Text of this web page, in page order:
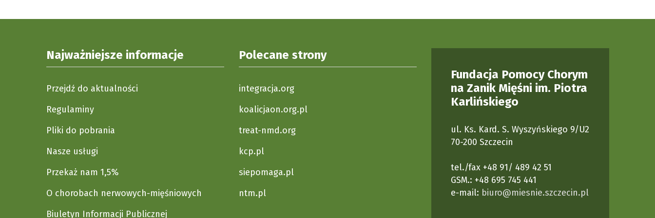
Najważniejsze informacje
Przejdź do aktualności
Regulaminy
Pliki do pobrania
Nasze usługi
Przekaż nam 1,5%
O chorobach nerwowych-mięśniowych
Biuletyn Informacji Publicznej
Polecane strony
integracja.org
koalicjaon.org.pl
treat-nmd.org
kcp.pl
siepomaga.pl
ntm.pl
Fundacja Pomocy Chorym
na Zanik Mięśni im. Piotra
Karlińskiego
ul. Ks. Kard. S. Wyszyńskiego 9/U2
70-200 Szczecin
tel./fax +48 91/ 489 42 51
GSM.: +48 695 745 441
e-mail: biuro@miesnie.szczecin.pl